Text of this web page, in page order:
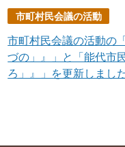
市町村民会議の活動
市町村民会議の活動の
づの」』」と「能代市
ろ」』」を更新しまし